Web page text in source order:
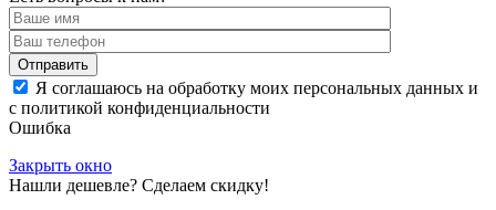
Отправить
Я соглашаюсь на обработку моих персональных данных и
с политикой конфиденциальности
Ошибка
Закрыть окно
Нашли дешевле? Сделаем скидку!